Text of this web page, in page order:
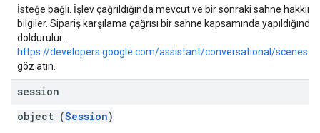
İsteğe bağlı. İşlev çağrıldığında mevcut ve bir sonraki sahne
bilgiler. Sipariş karşılama çağrısı bir sahne kapsamında yapıldığında
doldurulur.
https://developers.google.com/assistant/conversational/scenes
göz atın.
session
object (Session)